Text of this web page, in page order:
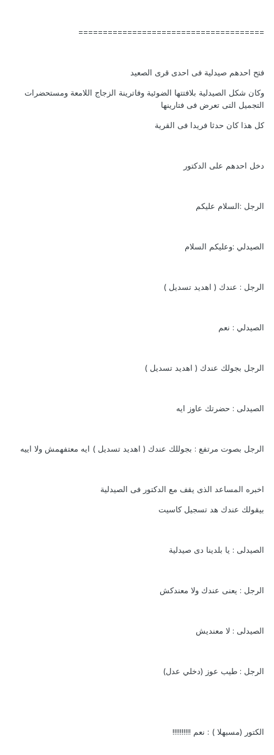
======================================
فتح احدهم صيدلية فى احدى قرى الصعيد
وكان شكل الصيدلية بلافتتها الضوئية وفاترينة الزجاج اللامعة ومستحضرات
التجميل التى تعرض فى فتارينها
كل هذا كان حدثا فريدا فى القرية
دخل احدهم على الدكتور
الرجل :السلام عليكم
الصيدلي :وعليكم السلام
الرجل : عندك ( اهديد تسديل )
الصيدلي : نعم
الرجل بجولك عندك ( اهديد تسديل )
الصيدلى : حضرتك عاوز ايه
الرجل بصوت مرتفع : بجوللك عندك ( اهديد تسديل ) ايه معتفهمش ولا اييه
اخبره المساعد الذى يقف مع الدكتور فى الصيدلية
بيقولك عندك هد تسجيل كاسيت
الصيدلى : يا بلدينا دى صيدلية
الرجل : يعنى عندك ولا معندكش
الصيدلى : لا معنديش
الرجل : طيب عوز (دخلي عدل)
الكتور (مسبهلا ) : نعم !!!!!!!!!!